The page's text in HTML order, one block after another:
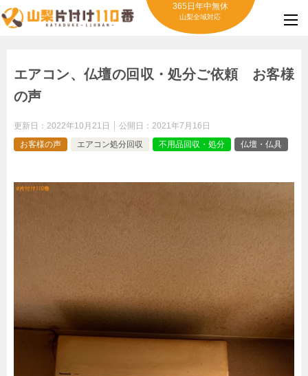
365日年中無休
山梨全域対応
エアコン、仏壇の回収・処分ご依頼 お客様
の声
更新日： 2022年10月21日 公開日： 2021年7月16日
お客様の声
エアコン処分回収 不用品回収・処分 仏壇・仏具